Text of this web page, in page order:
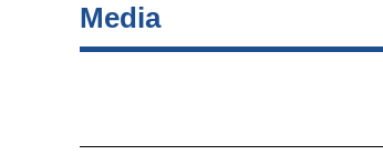
Media